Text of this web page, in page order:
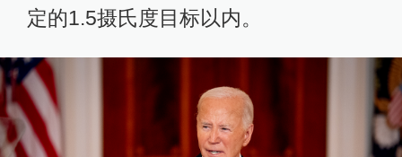
定的1.5摄氏度目标以内。